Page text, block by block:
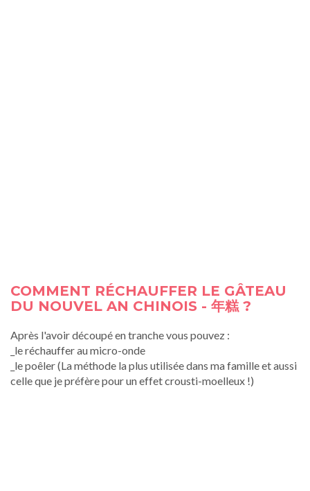
COMMENT RÉCHAUFFER LE GÂTEAU
DU NOUVEL AN CHINOIS - 年糕 ?
Après l'avoir découpé en tranche vous pouvez :
_le réchauffer au micro-onde
_le poêler (La méthode la plus utilisée dans ma famille et aussi
celle que je préfère pour un effet crousti-moelleux !)